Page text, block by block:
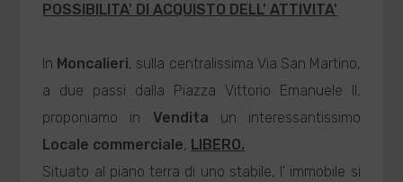
POSSIBILITA' DI ACQUISTO DELL' ATTIVITA'
In Moncalieri, sulla centralissima Via San Martino,
a due passi dalla Piazza Vittorio Emanuele II,
proponiamo in Vendita un interessantissimo
Locale commerciale, LIBERO.
Situato al piano terra di uno stabile, l' immobile si